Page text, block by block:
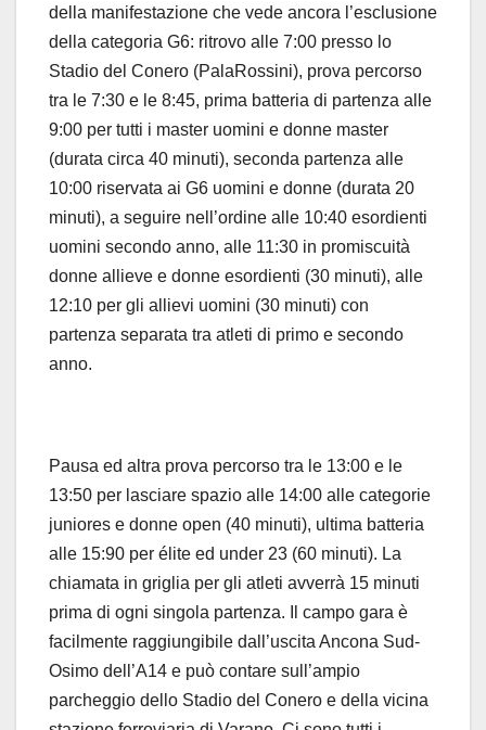
della manifestazione che vede ancora l’esclusione
della categoria G6: ritrovo alle 7:00 presso lo
Stadio del Conero (PalaRossini), prova percorso
tra le 7:30 e le 8:45, prima batteria di partenza alle
9:00 per tutti i master uomini e donne master
(durata circa 40 minuti), seconda partenza alle
10:00 riservata ai G6 uomini e donne (durata 20
minuti), a seguire nell’ordine alle 10:40 esordienti
uomini secondo anno, alle 11:30 in promiscuità
donne allieve e donne esordienti (30 minuti), alle
12:10 per gli allievi uomini (30 minuti) con
partenza separata tra atleti di primo e secondo
anno.
Pausa ed altra prova percorso tra le 13:00 e le
13:50 per lasciare spazio alle 14:00 alle categorie
juniores e donne open (40 minuti), ultima batteria
alle 15:90 per élite ed under 23 (60 minuti). La
chiamata in griglia per gli atleti avverrà 15 minuti
prima di ogni singola partenza. Il campo gara è
facilmente raggiungibile dall’uscita Ancona Sud-
Osimo dell’A14 e può contare sull’ampio
parcheggio dello Stadio del Conero e della vicina